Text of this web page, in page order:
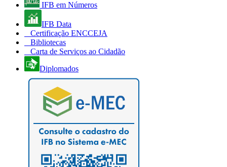
IFB em Números
IFB Data
Certificação ENCCEJA
Bibliotecas
Carta de Serviços ao Cidadão
Diplomados